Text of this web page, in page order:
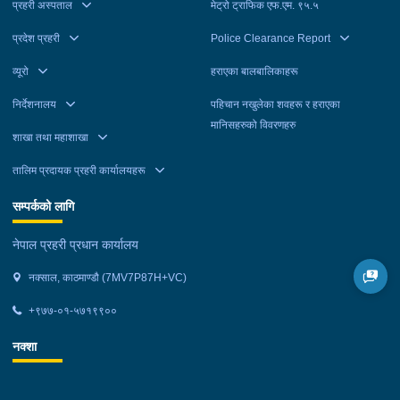
प्रहरी अस्पताल
प्रदेश प्रहरी
व्यूरो
निर्देशनालय
शाखा तथा महाशाखा
तालिम प्रदायक प्रहरी कार्यालयहरू
मेट्रो ट्राफिक एफ.एम. ९५.५
Police Clearance Report
हराएका बालबालिकाहरू
पहिचान नखुलेका शवहरू र हराएका
मानिसहरुको विवरणहरु
सम्पर्कको लागि
नेपाल प्रहरी प्रधान कार्यालय
नक्साल, काठमाण्डौ (7MV7P87H+VC)
+९७७-०१-५७१९९००
नक्शा